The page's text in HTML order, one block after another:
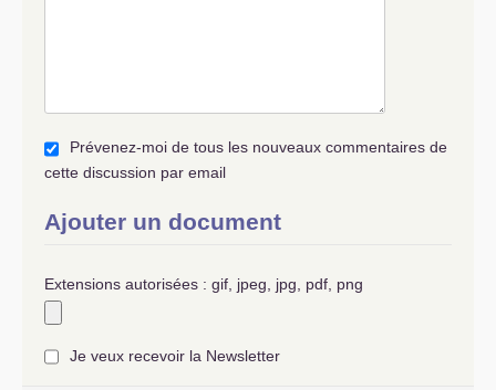
Prévenez-moi de tous les nouveaux commentaires de
cette discussion par email
Ajouter un document
Extensions autorisées : gif, jpeg, jpg, pdf, png
Je veux recevoir la Newsletter